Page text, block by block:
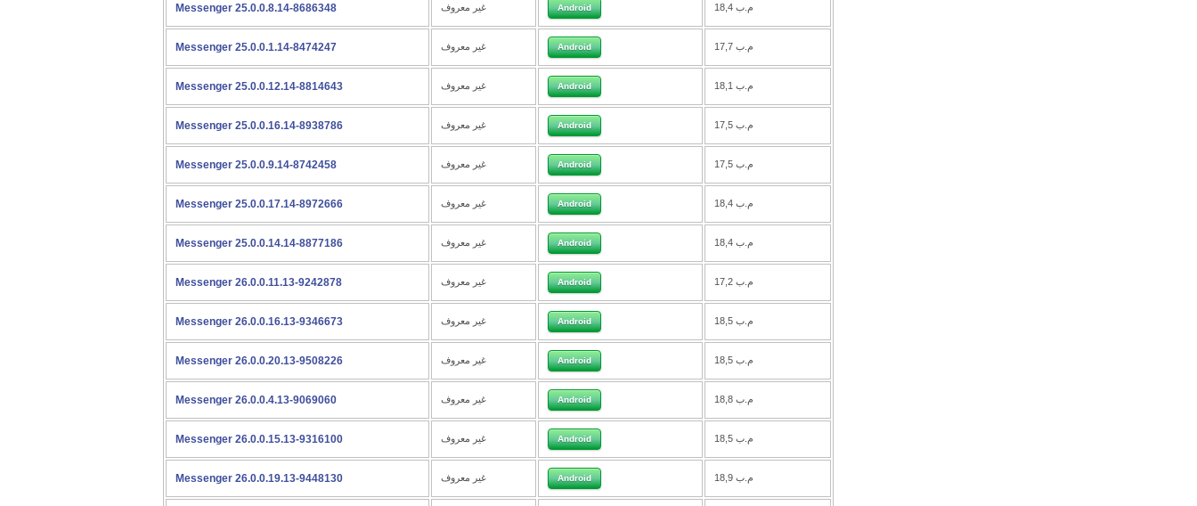
Messenger 25.0.0.8.14-8686348 غير معروف Android 18,4 م.ب
Messenger 25.0.0.1.14-8474247 غير معروف Android 17,7 م.ب
Messenger 25.0.0.12.14-8814643 غير معروف Android 18,1 م.ب
Messenger 25.0.0.16.14-8938786 غير معروف Android 17,5 م.ب
Messenger 25.0.0.9.14-8742458 غير معروف Android 17,5 م.ب
Messenger 25.0.0.17.14-8972666 غير معروف Android 18,4 م.ب
Messenger 25.0.0.14.14-8877186 غير معروف Android 18,4 م.ب
Messenger 26.0.0.11.13-9242878 غير معروف Android 17,2 م.ب
Messenger 26.0.0.16.13-9346673 غير معروف Android 18,5 م.ب
Messenger 26.0.0.20.13-9508226 غير معروف Android 18,5 م.ب
Messenger 26.0.0.4.13-9069060 غير معروف Android 18,8 م.ب
Messenger 26.0.0.15.13-9316100 غير معروف Android 18,5 م.ب
Messenger 26.0.0.19.13-9448130 غير معروف Android 18,9 م.ب